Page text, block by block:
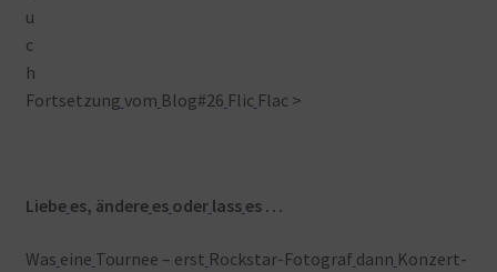
Fortsetzung vom Blog#26 Flic Flac >
Liebe es, ändere es oder lass es …
Was eine Tournee – erst Rockstar-Fotograf dann Konzert-